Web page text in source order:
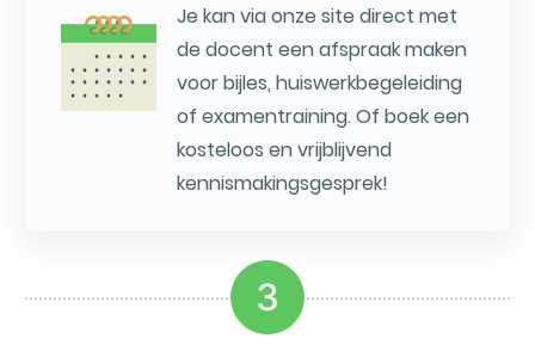
Je kan via onze site direct met
de docent een afspraak maken
voor bijles, huiswerkbegeleiding
of examentraining. Of boek een
kosteloos en vrijblijvend
kennismakingsgesprek!
3